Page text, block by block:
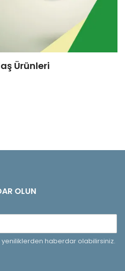
Ürünleri
OLUN
haberdar olabilirsiniz.